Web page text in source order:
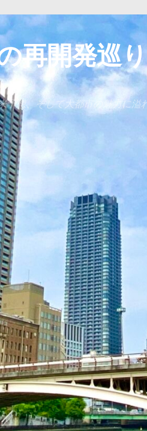
再開発巡
想、そして大都市の魅力に溢